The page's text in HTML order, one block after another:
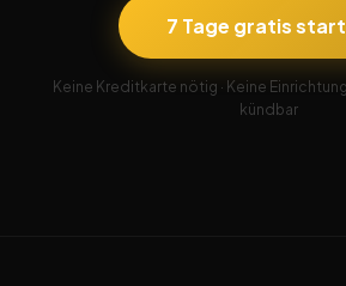
7 Tage gratis
Keine Kreditkarte nötig · Keine
kündbar